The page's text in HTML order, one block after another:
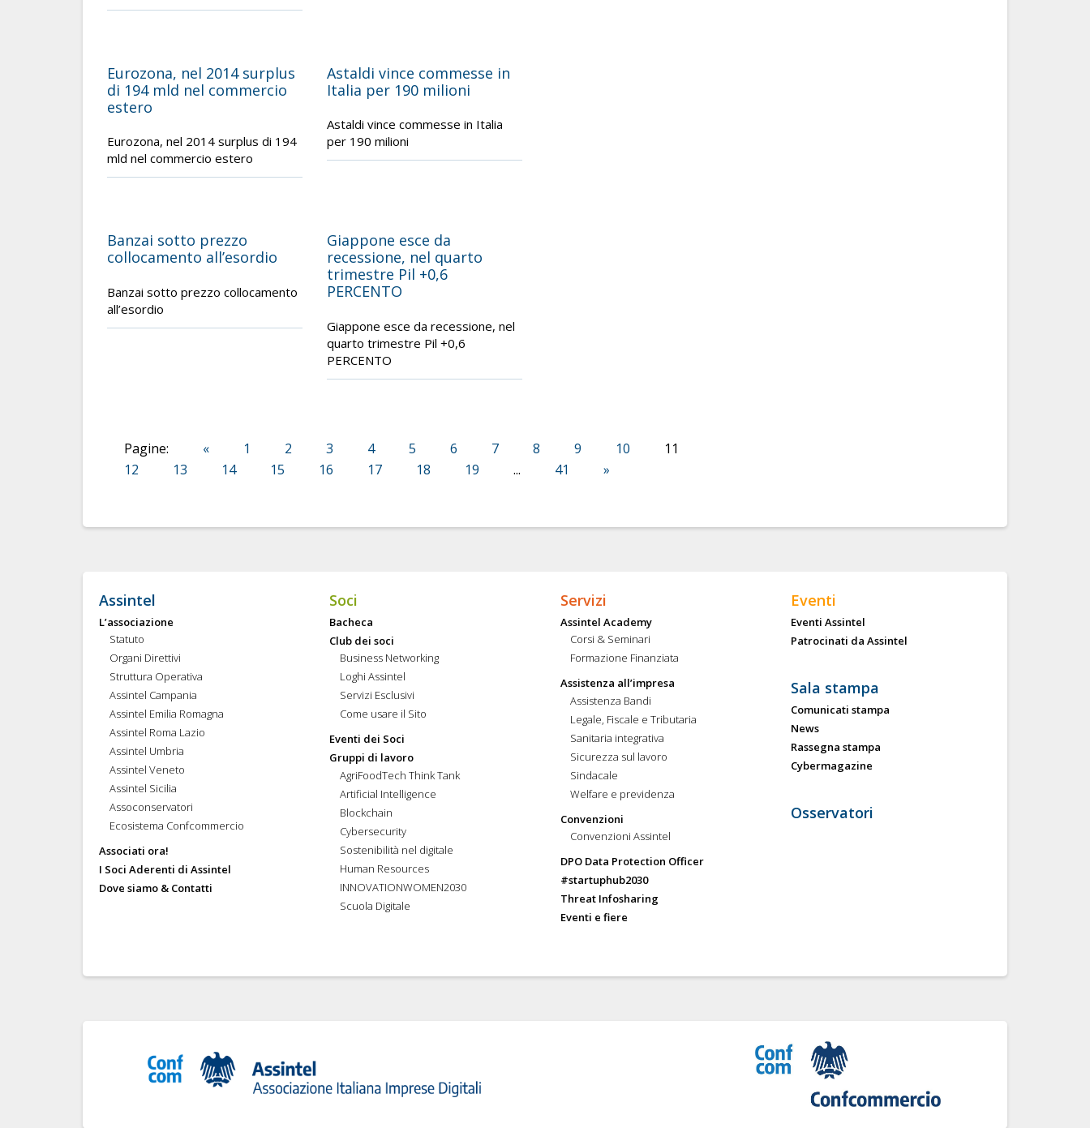
Eurozona, nel 2014 surplus
di 194 mld nel commercio
estero
Eurozona, nel 2014 surplus di 194
mld nel commercio estero
Astaldi vince commesse in
Italia per 190 milioni
Astaldi vince commesse in Italia
per 190 milioni
Banzai sotto prezzo
collocamento all’esordio
Banzai sotto prezzo collocamento
all’esordio
Giappone esce da
recessione, nel quarto
trimestre Pil +0,6
PERCENTO
Giappone esce da recessione, nel
quarto trimestre Pil +0,6
PERCENTO
Pagine: « 1 2 3 4 5 6 7 8 9 10
11
12
13 14 15 16 17 18 19 ... 41 »
Assintel
L’associazione
Statuto
Organi Direttivi
Struttura Operativa
Assintel Campania
Assintel Emilia Romagna
Assintel Roma Lazio
Assintel Umbria
Assintel Veneto
Assintel Sicilia
Assoconservatori
Ecosistema Confcommercio
Associati ora!
I Soci Aderenti di Assintel
Dove siamo & Contatti
Soci
Bacheca
Club dei soci
Business Networking
Loghi Assintel
Servizi Esclusivi
Come usare il Sito
Eventi dei Soci
Gruppi di lavoro
AgriFoodTech Think Tank
Artificial Intelligence
Blockchain
Cybersecurity
Sostenibilità nel digitale
Human Resources
INNOVATIONWOMEN2030
Scuola Digitale
Servizi
Assintel Academy
Corsi & Seminari
Formazione Finanziata
Assistenza all’impresa
Assistenza Bandi
Legale, Fiscale e Tributaria
Sanitaria integrativa
Sicurezza sul lavoro
Sindacale
Welfare e previdenza
Convenzioni
Convenzioni Assintel
DPO Data Protection Officer
#startuphub2030
Threat Infosharing
Eventi e fiere
Eventi
Eventi Assintel
Patrocinati da Assintel
Sala stampa
Comunicati stampa
News
Rassegna stampa
Cybermagazine
Osservatori